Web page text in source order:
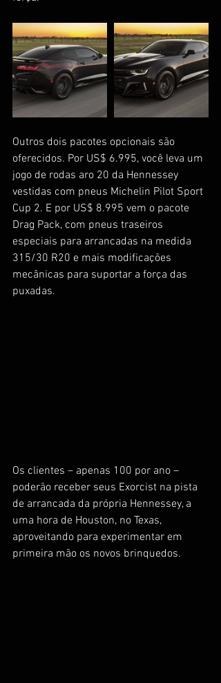
Outros dois pacotes opcionais são
oferecidos. Por US$ 6.995, você leva um
jogo de rodas aro 20 da Hennessey
vestidas com pneus Michelin Pilot Sport
Cup 2. E por US$ 8.995 vem o pacote
Drag Pack, com pneus traseiros
especiais para arrancadas na medida
315/30 R20 e mais modificações
mecânicas para suportar a força das
puxadas.
Os clientes – apenas 100 por ano –
poderão receber seus Exorcist na pista
de arrancada da própria Hennessey, a
uma hora de Houston, no Texas,
aproveitando para experimentar em
primeira mão os novos brinquedos.